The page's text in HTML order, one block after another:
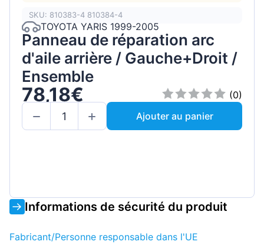
SKU: 810383-4 810384-4
TOYOTA YARIS 1999-2005
Panneau de réparation arc
d'aile arrière / Gauche+Droit /
Ensemble
78,18€
(0)
Ajouter au panier
Informations de sécurité du produit
Fabricant/Personne responsable dans l'UE